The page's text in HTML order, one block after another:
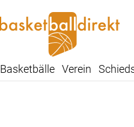
Basketbälle Verein